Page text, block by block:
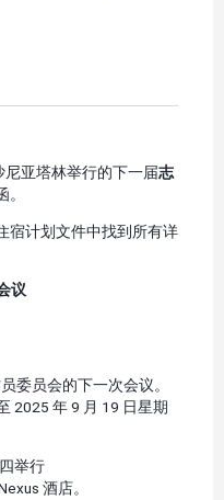
尼亚塔林举行的下一届志
宿计划文件中找到所有详
议
委员会的下一次会议。
2025 年 9 月 19 日星期
举行
酒店。